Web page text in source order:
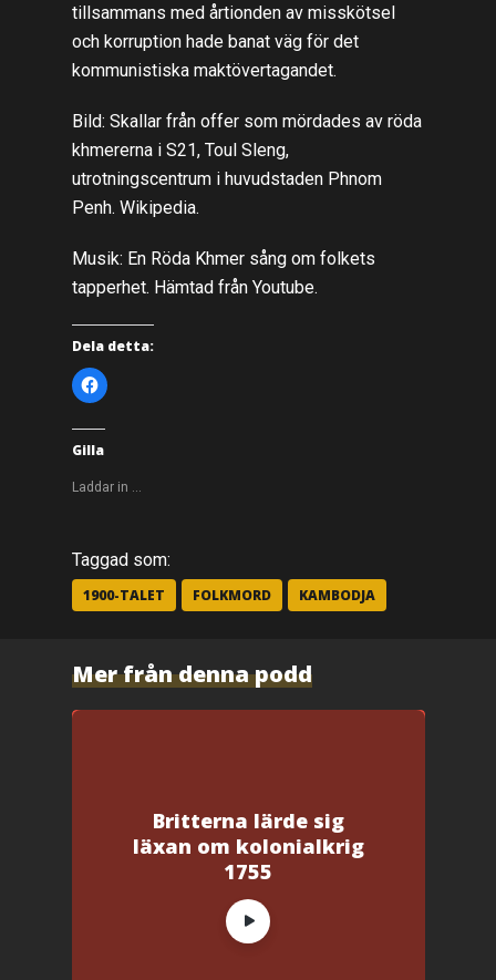
tillsammans med årtionden av misskötsel
och korruption hade banat väg för det
kommunistiska maktövertagandet.
Bild: Skallar från offer som mördades av röda
khmererna i S21, Toul Sleng,
utrotningscentrum i huvudstaden Phnom
Penh. Wikipedia.
Musik: En Röda Khmer sång om folkets
tapperhet. Hämtad från Youtube.
Dela detta:
K
l
k
a
f
r
e
l
a
p
å
b
o
k
Gilla
Laddar in …
Taggad som:
1900-TALET FOLKMORD KAMBODJA
Mer från denna podd
Britterna lärde sig
läxan om kolonialkrig
1755